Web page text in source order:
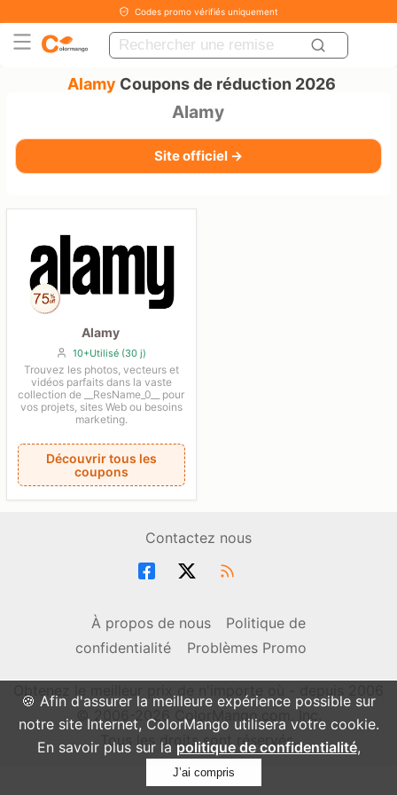
🍪 Afin d'assurer la meilleure expérience possible sur
notre site Internet, ColorMango utilisera votre cookie.
En savoir plus sur la politique de confidentialité,
J’ai compris
Codes promo vérifiés uniquement
Alamy Coupons de réduction 2026
Alamy
Site officiel →
Alamy
10+Utilisé (30 j)
Trouvez les photos, vecteurs et
vidéos parfaits dans la vaste
collection de __ResName_0__ pour
vos projets, sites Web ou besoins
marketing.
Découvrir tous les
coupons
Contactez nous
À propos de nous
Politique de
confidentialité
Problèmes Promo
© 2006-2026 ColorMango.com, Inc.
Tous les droits sont réservés.